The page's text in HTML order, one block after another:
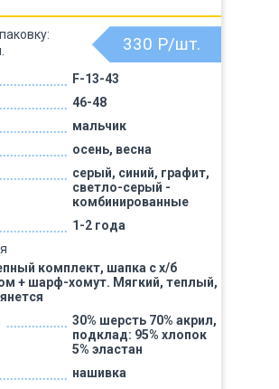
F-13-43
46-48
мальчик
осень, весна
серый, синий, графит,
светло-серый -
комбинированные
1-2 года
комплект, шапка с х/б
+ шарф-хомут. Мягкий, теплый,
30% шерсть 70% акрил,
подклад: 95% хлопок
5% эластан
нашивка
330 Р/шт.